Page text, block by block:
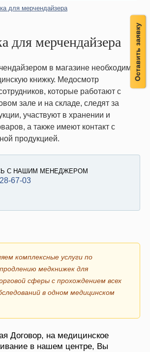
для мерчендайзера
для мерчендайзера
в магазине необходимо
книжку. Медосмотр
которые работают с
зале и на складе, следят за
участвуют в хранении и
а также имеют контакт с
продукцией.
С НАШИМ МЕНЕДЖЕРОМ
67-03
комплексные услуги по
медкнижек для
сферы с прохождением всех
в одном медицинском
Договор, на медицинское
в нашем центре, Вы
Оставить заявку